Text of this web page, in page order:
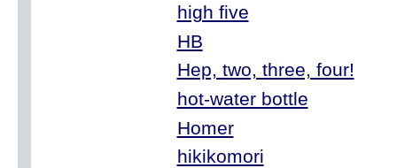
high five
HB
Hep, two, three, four!
hot-water bottle
Homer
hikikomori